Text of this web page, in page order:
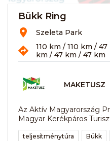
Bükk Ring
Szeleta Park
110 km / 110 km /
km / 47 km / 47 km
MAKETUSZ
Az Aktív Magyarország
Magyar Kerékpáros
teljesítménytúra Bükk